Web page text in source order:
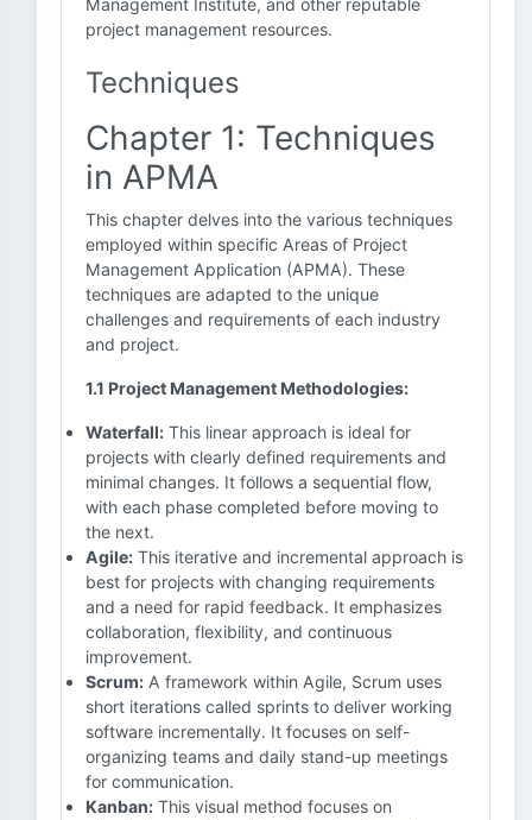
Management Institute, and other reputable
project management resources.
Techniques
Chapter 1: Techniques
in APMA
This chapter delves into the various techniques
employed within specific Areas of Project
Management Application (APMA). These
techniques are adapted to the unique
challenges and requirements of each industry
and project.
1.1 Project Management Methodologies:
Waterfall: This linear approach is ideal for
projects with clearly defined requirements and
minimal changes. It follows a sequential flow,
with each phase completed before moving to
the next.
Agile: This iterative and incremental approach is
best for projects with changing requirements
and a need for rapid feedback. It emphasizes
collaboration, flexibility, and continuous
improvement.
Scrum: A framework within Agile, Scrum uses
short iterations called sprints to deliver working
software incrementally. It focuses on self-
organizing teams and daily stand-up meetings
for communication.
Kanban: This visual method focuses on